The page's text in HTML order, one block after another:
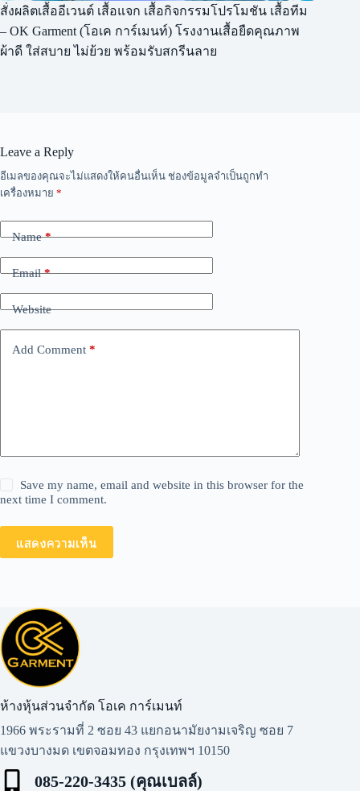
สั่งผลิตเสื้ออีเวนต์ เสื้อแจก เสื้อกิจกรรมโปรโมชัน เสื้อทีม
– OK Garment (โอเค การ์เมนท์) โรงงานเสื้อยืดคุณภาพ
ผ้าดี ใส่สบาย ไม่ย้วย พร้อมรับสกรีนลาย
Leave a Reply
อีเมลของคุณจะไม่แสดงให้คนอื่นเห็น ช่องข้อมูลจำเป็นถูกทำ
เครื่องหมาย *
Name*
Email*
Website
Add Comment *
Save my name, email and website in this browser for the
next time I comment.
แสดงความเห็น
A
l
e
a
t
i
:
ห้างหุ้นส่วนจำกัด โอเค การ์เมนท์​
1966 พระรามที่ 2 ซอย 43 แยกอนามัยงามเจริญ ซอย 7
แขวงบางมด เขตจอมทอง กรุงเทพฯ 10150
085-220-3435 (คุณเบลล์)